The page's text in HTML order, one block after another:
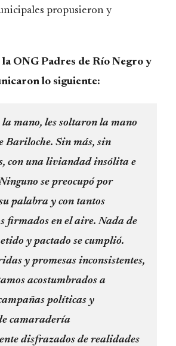
propusieron y
ONG Padres de Río Negro y
lo siguiente:
mano, les soltaron la mano
Bariloche. Sin más, sin
con una liviandad insólita e
se preocupó por
palabra y con tantos
firmados en el aire. Nada de
y pactado se cumplió.
y promesas inconsistentes,
acostumbrados a
políticas y
camaradería
disfrazados de realidades